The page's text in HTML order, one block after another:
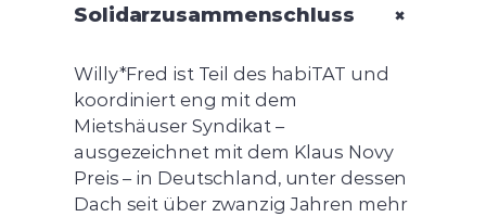
Solidarzusammenschluss +
Willy*Fred ist Teil des habiTAT und
koordiniert eng mit dem
Mietshäuser Syndikat –
ausgezeichnet mit dem Klaus Novy
Preis – in Deutschland, unter dessen
Dach seit über zwanzig Jahren mehr